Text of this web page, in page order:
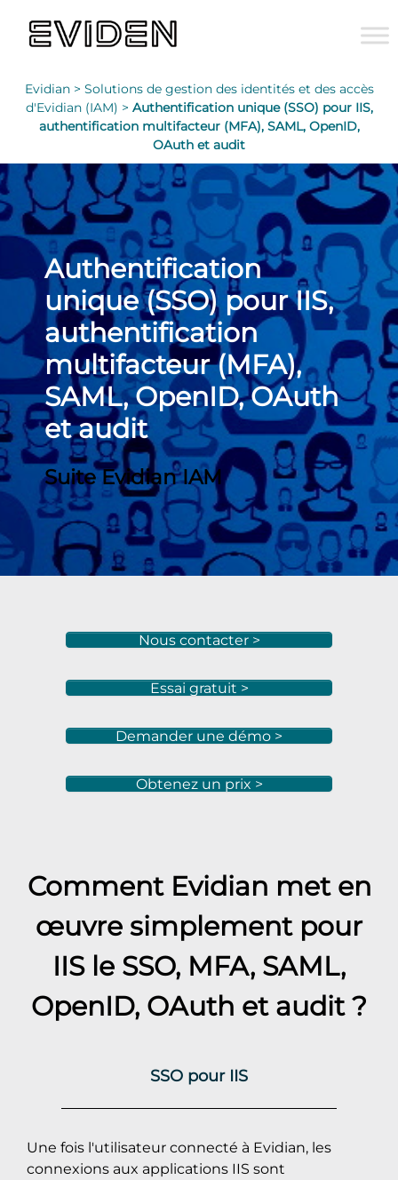
Evidian > Solutions de gestion des identités et des accès
d'Evidian (IAM) > Authentification unique (SSO) pour IIS,
authentification multifacteur (MFA), SAML, OpenID,
OAuth et audit
Authentification
unique (SSO) pour IIS,
authentification
multifacteur (MFA),
SAML, OpenID, OAuth
et audit
Suite Evidian IAM
Nous contacter >
Essai gratuit >
Demander une démo >
Obtenez un prix >
Comment Evidian met en
œuvre simplement pour
IISle SSO, MFA, SAML,
OpenID, OAuth et audit ?
SSO pour IIS
Une fois l'utilisateur connecté à Evidian, les
connexions aux applications IIS sont